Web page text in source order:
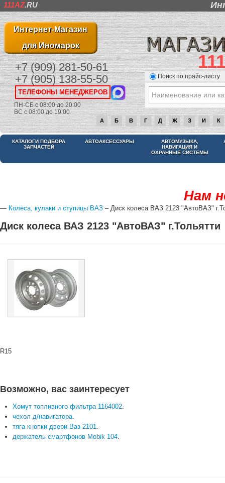
111AZ.RU
Интернет-Магазин
для Иномарок
+7 (909) 281-50-61
+7 (905) 138-55-50
ТЕЛЕФОНЫ МЕНЕДЖЕРОВ
ПН-СБ с 08:00 до 20:00
ВС с 08:00 до 19:00
Поиск по прайс-листу
А Б В Г Д Ж З И К
КАТАЛОГИ ПОДБОРА
ЗАПЧАСТЕЙ
АВТОАКСЕССУАРЫ
АВТОМУЗЫКА,
НАВИГАЦИЯ И
ОХРАННЫЕ СИСТЕМЫ
Нам
— Колеса, кулаки и ступицы ВАЗ – Диск колеса ВАЗ 2123 "АвтоВАЗ"
Диск колеса ВАЗ 2123 "АвтоВАЗ" г.Тольятти
R15
Возможно, вас заинтересует
Хомут топливного фильтра 1164002.
чехол д/навигатора.
тяга кнопки двери Ваз 2101.
держатель смартфонов Mobik 104.